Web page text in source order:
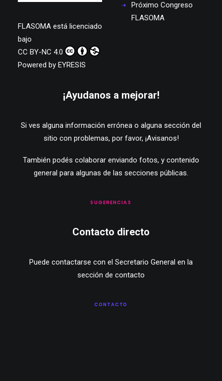
FLASOMA está licenciado
bajo
CC BY-NC 4.0
Powered by EYRESIS
Próximo Congreso
FLASOMA
¡Ayudanos a mejorar!
Si ves alguna información errónea o alguna sección del
sitio con problemas, por favor, ¡Avisanos!
También podés colaborar enviando fotos, y contenido
general para algunas de las secciones públicas.
SUGERENCIAS
Contacto directo
Puede contactarse con el Secretario General en la
sección de contacto
CONTACTO